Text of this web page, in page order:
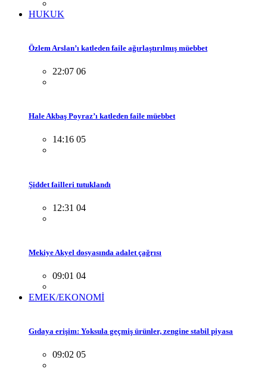
HUKUK
Özlem Arslan’ı katleden faile ağırlaştırılmış müebbet
22:07 06
Hale Akbaş Poyraz’ı katleden faile müebbet
14:16 05
Şiddet failleri tutuklandı
12:31 04
Mekiye Akyel dosyasında adalet çağrısı
09:01 04
EMEK/EKONOMİ
Gıdaya erişim: Yoksula geçmiş ürünler, zengine stabil piyasa
09:02 05